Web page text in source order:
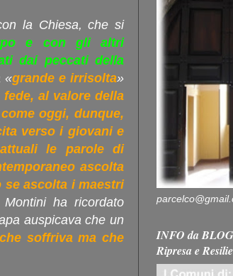
la Chiesa, che si
e con gli altri
dai peccati della
«grande e irrisolta»
fede, al valore della
oggi, dunque,
verso i giovani e
le parole di
ascolta
ascolta i maestri
ha ricordato
auspicava che un
soffriva ma che
INFO da
Ripresa e